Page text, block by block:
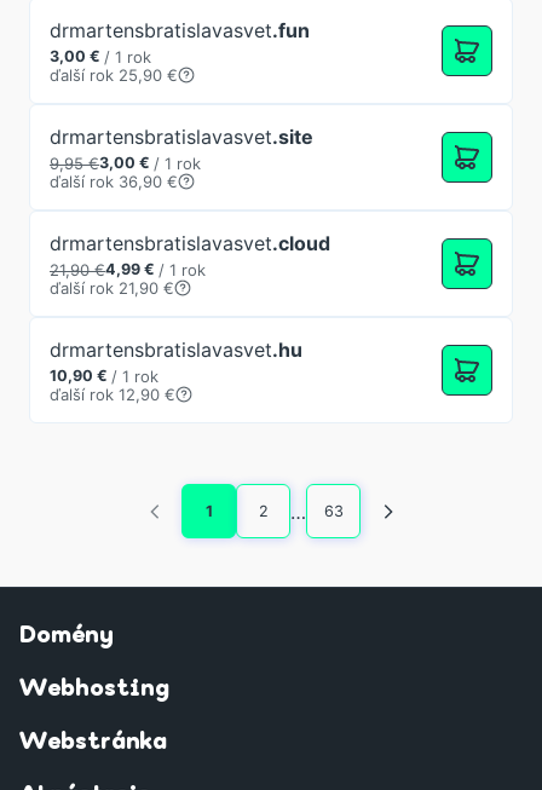
drmartensbratislavasvet.fun
3,00 € / 1 rok
ďalší rok 25,90 €
drmartensbratislavasvet.site
9,95 €3,00 € / 1 rok
ďalší rok 36,90 €
drmartensbratislavasvet.cloud
21,90 €4,99 € / 1 rok
ďalší rok 21,90 €
drmartensbratislavasvet.hu
10,90 € / 1 rok
ďalší rok 12,90 €
1 2 … 63
Domény
Webhosting
Webstránka